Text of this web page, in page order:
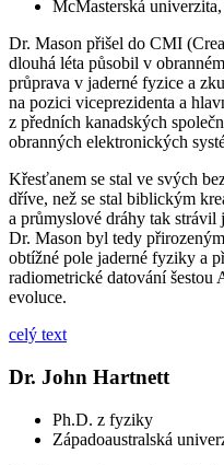
McMasterská
Dr. Mason přišel do CMI
dlouhá léta působil v
průprava v jaderné fyzice a
na pozici viceprezidenta a
z předních kanadských
obranných elektronických
Křesťanem se stal ve svých
dříve, než se stal biblickým
a průmyslové dráhy tak strávil
Dr. Mason byl tedy
obtížné pole jaderné fyziky a
radiometrické datování
evoluce.
celý text
Dr. John Hartnett
Ph.D. z fyziky
Západoaustralská